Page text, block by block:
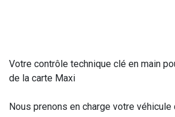
Votre contrôle technique clé en main
de la carte Maxi
Nous prenons en charge votre